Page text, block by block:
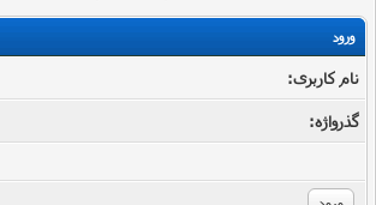
ورود
نام کاربری:
گذرواژه‌: